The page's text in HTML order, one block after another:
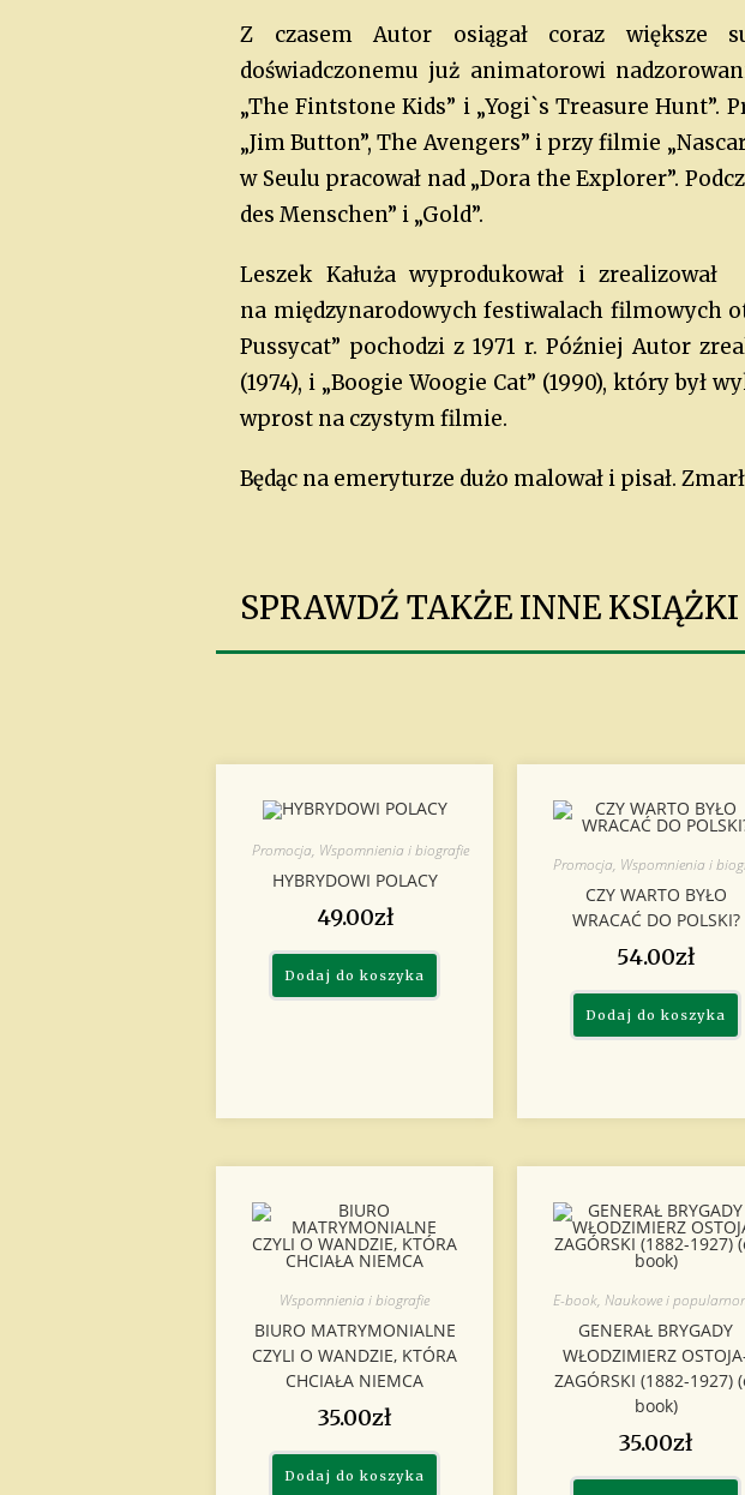
Z czasem Autor osiągał coraz większe
doświadczonemu już animatorowi
„The Fintstone Kids” i „Yogi`s Treasure Hunt”.
„Jim Button”, The Avengers” i przy filmie
w Seulu pracował nad „Dora the Explorer”.
des Menschen” i „Gold”.
Leszek Kałuża wyprodukował i
na międzynarodowych festiwalach filmowych
Pussycat” pochodzi z 1971 r. Później Autor
(1974), i „Boogie Woogie Cat” (1990), który był
wprost na czystym filmie.
Będąc na emeryturze dużo malował i pisał.
SPRAWDŹ TAKŻE INNE
Promocja, Wspomnienia i biografie
HYBRYDOWI POLACY
49.00zł
Dodaj do koszyka
Promocja, Wspomnienia i
CZY WARTO BYŁO
WRACAĆ DO POLSKI?
54.00zł
Dodaj do koszyka
Wspomnienia i biografie
BIURO MATRYMONIALNE
CZYLI O WANDZIE, KTÓRA
CHCIAŁA NIEMCA
35.00zł
Dodaj do koszyka
E-book, Naukowe i
GENERAŁ BRYGADY
WŁODZIMIERZ
ZAGÓRSKI (1882-1927)
book)
35.00zł